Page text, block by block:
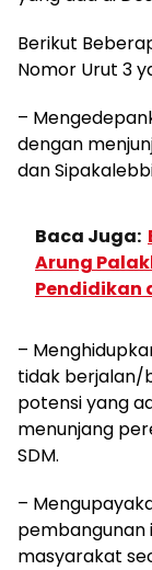
Berikut
Nomor Urut 3
–
dengan
dan
Baca Juga:
Arung
Pendidikan
–
tidak berjalan/
potensi yang
menunjang
SDM.
–
masyarakat